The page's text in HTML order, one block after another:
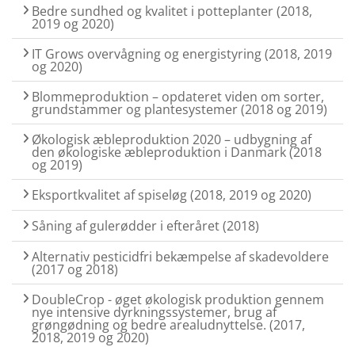
Bedre sundhed og kvalitet i potteplanter (2018,
2019 og 2020)
IT Grows overvågning og energistyring (2018, 2019
og 2020)
Blommeproduktion – opdateret viden om sorter,
grundstammer og plantesystemer (2018 og 2019)
Økologisk æbleproduktion 2020 – udbygning af
den økologiske æbleproduktion i Danmark (2018
og 2019)
Eksportkvalitet af spiseløg (2018, 2019 og 2020)
Såning af gulerødder i efteråret (2018)
Alternativ pesticidfri bekæmpelse af skadevoldere
(2017 og 2018)
DoubleCrop - øget økologisk produktion gennem
nye intensive dyrkningssystemer, brug af
grøngødning og bedre arealudnyttelse. (2017,
2018, 2019 og 2020)